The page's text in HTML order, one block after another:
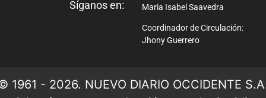
Síganos en:
Maria Isabel Saavedra
Coordinador de Circulación:
Jhony Guerrero
1961 - 2026. NUEVO DIARIO OCCIDENTE